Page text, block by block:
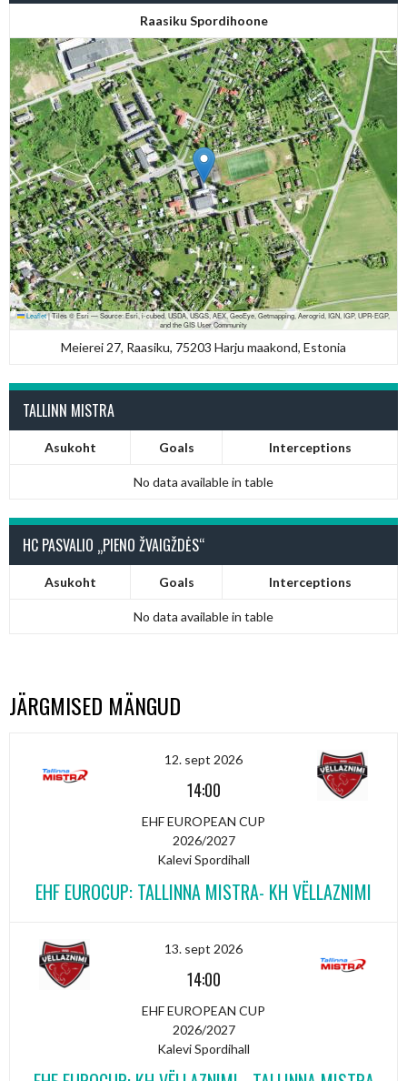
Raasiku Spordihoone
Leaflet|Tiles © Esri — Source: Esri, i-cubed, USDA, USGS, AEX, GeoEye, Getmapping, Aerogrid, IGN, IGP, UPR-EGP,
and the GIS User Community
Meierei 27, Raasiku, 75203 Harju maakond, Estonia
TALLINN MISTRA
Asukoht Goals Interceptions
No data available in table
HC PASVALIO „PIENO ŽVAIGŽDĖS“
Asukoht Goals Interceptions
No data available in table
JÄRGMISED MÄNGUD
12. sept 2026
14:00
EHF EUROPEAN CUP
2026/2027
Kalevi Spordihall
EHF EUROCUP: TALLINNA MISTRA- KH VËLLAZNIMI
13. sept 2026
14:00
EHF EUROPEAN CUP
2026/2027
Kalevi Spordihall